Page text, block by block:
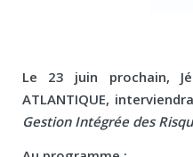
Le 23 juin prochain,
ATLANTIQUE,
Gestion Intégrée des